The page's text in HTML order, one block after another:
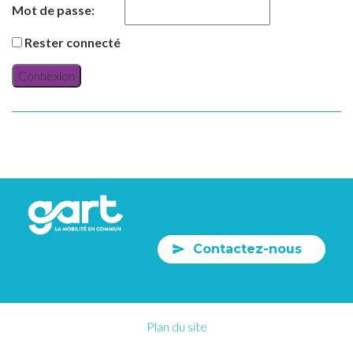
Mot de passe:
Rester connecté
Connexion
Contactez-nous
Plan du site